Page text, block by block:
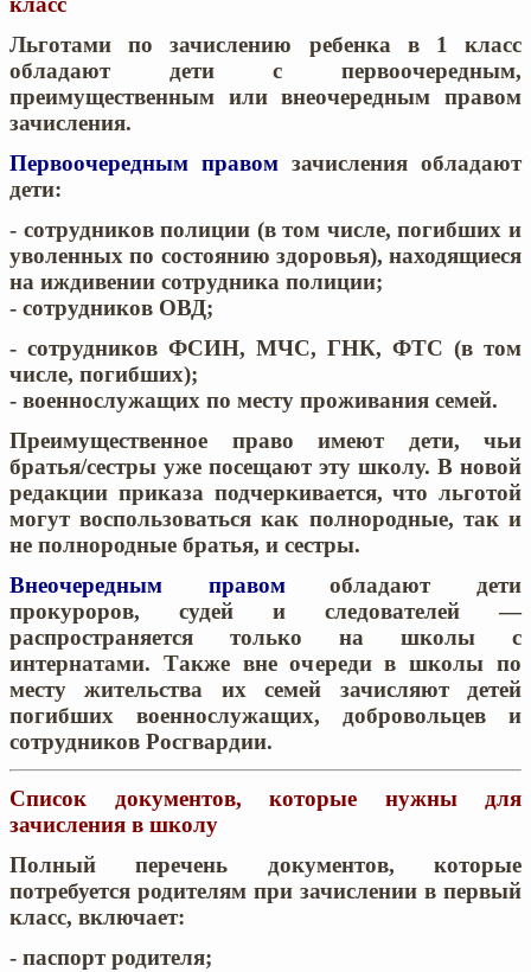
Льготами по зачислению ребенка в 1 класс
обладают дети с первоочередным,
преимущественным или внеочередным правом
зачисления.
Первоочередным правом зачисления обладают
дети:
- сотрудников полиции (в том числе, погибших и
уволенных по состоянию здоровья), находящиеся
на иждивении сотрудника полиции;
- сотрудников ОВД;
- сотрудников ФСИН, МЧС, ГНК, ФТС (в том
числе, погибших);
- военнослужащих по месту проживания семей.
Преимущественное право имеют дети, чьи
братья/сестры уже посещают эту школу. В новой
редакции приказа подчеркивается, что льготой
могут воспользоваться как полнородные, так и
не полнородные братья, и сестры.
Внеочередным правом
обладают дети
прокуроров, судей и следователей —
распространяется только на школы с
интернатами. Также вне очереди в школы по
месту жительства их семей зачисляют детей
погибших военнослужащих, добровольцев и
сотрудников Росгвардии.
Список документов, которые нужны для
зачисления в школу
Полный перечень документов, которые
потребуется родителям при зачислении в первый
класс, включает:
- паспорт родителя;